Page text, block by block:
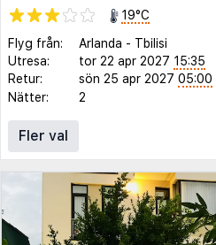
19°C
Flyg från:
Arlanda - Tbilisi
Utresa:
tor 22 apr 2027 15:35
Retur:
sön 25 apr 2027 05:00
Nätter:
2
Fler val